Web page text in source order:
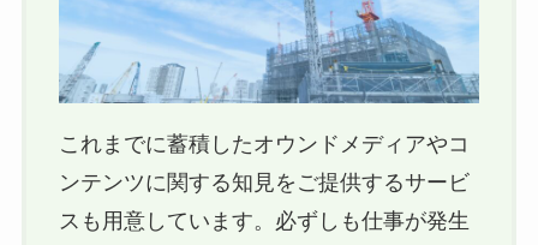
これまでに蓄積したオウンドメディアやコ
ンテンツに関する知見をご提供するサービ
スも用意しています。必ずしも仕事が発生